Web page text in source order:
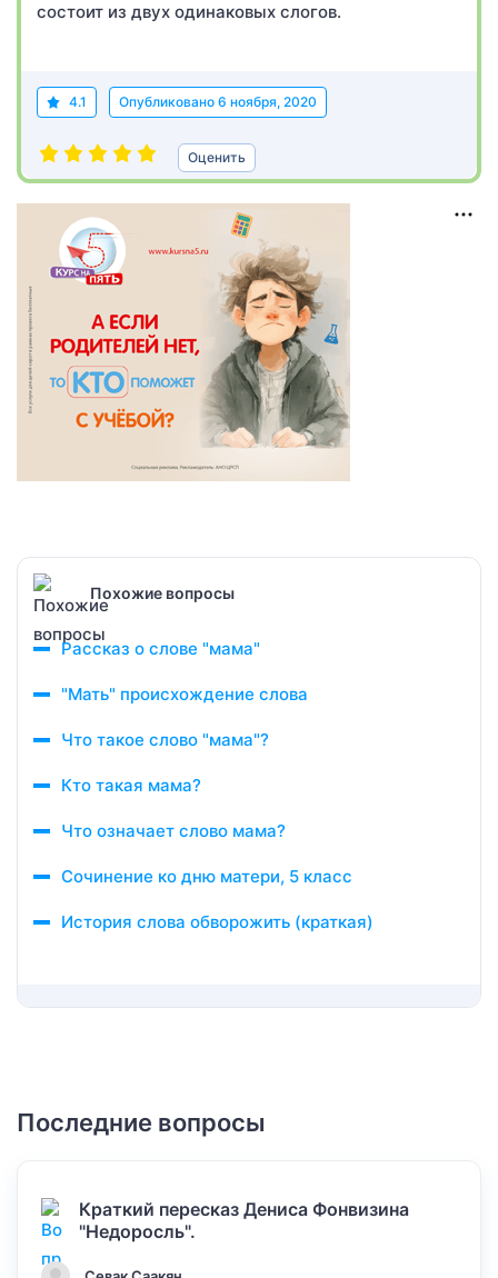
состоит из двух одинаковых слогов.
4.1 Опубликовано 6 ноября, 2020
Оценить
Похожие вопросы
Рассказ о слове "мама"
"Мать" происхождение слова
Что такое слово "мама"?
Кто такая мама?
Что означает слово мама?
Сочинение ко дню матери, 5 класс
История слова обворожить (краткая)
Последние вопросы
Краткий пересказ Дениса Фонвизина
"Недоросль".